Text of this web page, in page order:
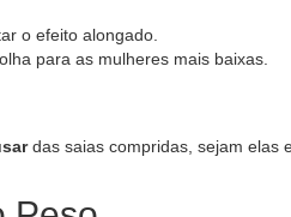
o efeito alongado.
para as mulheres mais baixas.
das saias compridas, sejam elas